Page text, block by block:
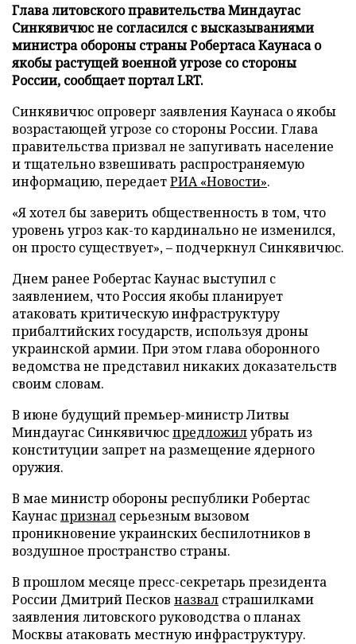
Глава литовского правительства Миндаугас
Синкявичюс не согласился с высказываниями
министра обороны страны Робертаса Каунаса о
якобы растущей военной угрозе со стороны
России, сообщает портал LRT.
Синкявичюс опроверг заявления Каунаса о якобы
возрастающей угрозе со стороны России. Глава
правительства призвал не запугивать население
и тщательно взвешивать распространяемую
информацию, передаетРИА «Новости».
«Я хотел бы заверить общественность в том, что
уровень угроз как-то кардинально не изменился,
он просто существует», – подчеркнул Синкявичюс.
Днем ранее Робертас Каунас выступил с
заявлением, что Россия якобы планирует
атаковать критическую инфраструктуру
прибалтийских государств, используя дроны
украинской армии. При этом глава оборонного
ведомства не представил никаких доказательств
своим словам.
В июне будущий премьер-министр Литвы
Миндаугас Синкявичюспредложилубрать из
конституции запрет на размещение ядерного
оружия.
В мае министр обороны республики Робертас
Каунаспризнал серьезным вызовом
проникновение украинских беспилотников в
воздушное пространство страны.
В прошлом месяце пресс-секретарь президента
России Дмитрий Песков назвал страшилками
заявления литовского руководства о планах
Москвы атаковать местную инфраструктуру.